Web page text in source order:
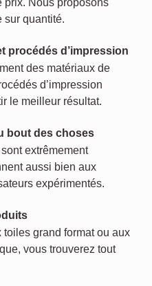
prix. Nous proposons
sur quantité.
procédés d’impression
des matériaux de
d’impression
le meilleur résultat.
bout des choses
extrêmement
aussi bien aux
expérimentés.
toiles grand format ou aux
vous trouverez tout